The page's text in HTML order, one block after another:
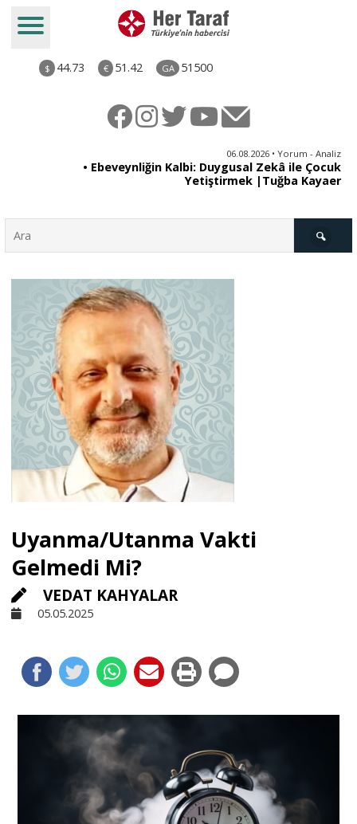
$ 44.73 € 51.42 GA 51500
06.08.2026 • Yorum - Analiz
• Ebeveynliğin Kalbi: Duygusal Zekâ ile Çocuk
Yetiştirmek |Tuğba Kayaer
Türkiye
Derkenar
Sivil Toplum
Kültür - Sanat
Ekonomi
Dünya
Yorum - Analiz
Söyleşi
Portre
Yazarlar
Uyanma/Utanma Vakti
Gelmedi Mi?
VEDAT KAHYALAR
05.05.2025